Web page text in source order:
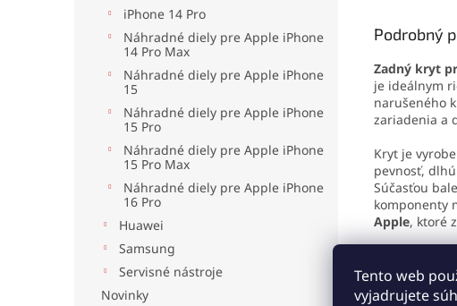
Tento web
vyjadrujete
iPhone 14 Pro
Náhradné diely pre Apple iPhone
14 Pro Max
Náhradné diely pre Apple iPhone
15
Náhradné diely pre Apple iPhone
15 Pro
Náhradné diely pre Apple iPhone
15 Pro Max
Náhradné diely pre Apple iPhone
16 Pro
Huawei
Samsung
Servisné nástroje
Novinky
Podrobný
Zadný kryt
je ideálnym
narušeného
zariadenia a
Kryt je
pevnosť,
Súčasťou
komponenty
Apple, ktoré